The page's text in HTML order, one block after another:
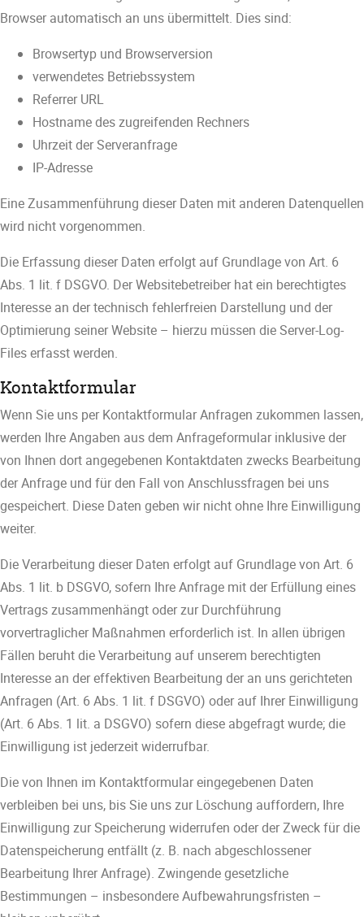
Browser automatisch an uns übermittelt. Dies sind:
Browsertyp und Browserversion
verwendetes Betriebssystem
Referrer URL
Hostname des zugreifenden Rechners
Uhrzeit der Serveranfrage
IP-Adresse
Eine Zusammenführung dieser Daten mit anderen Datenquellen
wird nicht vorgenommen.
Die Erfassung dieser Daten erfolgt auf Grundlage von Art. 6
Abs. 1 lit. f DSGVO. Der Websitebetreiber hat ein berechtigtes
Interesse an der technisch fehlerfreien Darstellung und der
Optimierung seiner Website – hierzu müssen die Server-Log-
Files erfasst werden.
Kontaktformular
Wenn Sie uns per Kontaktformular Anfragen zukommen lassen,
werden Ihre Angaben aus dem Anfrageformular inklusive der
von Ihnen dort angegebenen Kontaktdaten zwecks Bearbeitung
der Anfrage und für den Fall von Anschlussfragen bei uns
gespeichert. Diese Daten geben wir nicht ohne Ihre Einwilligung
weiter.
Die Verarbeitung dieser Daten erfolgt auf Grundlage von Art. 6
Abs. 1 lit. b DSGVO, sofern Ihre Anfrage mit der Erfüllung eines
Vertrags zusammenhängt oder zur Durchführung
vorvertraglicher Maßnahmen erforderlich ist. In allen übrigen
Fällen beruht die Verarbeitung auf unserem berechtigten
Interesse an der effektiven Bearbeitung der an uns gerichteten
Anfragen (Art. 6 Abs. 1 lit. f DSGVO) oder auf Ihrer Einwilligung
(Art. 6 Abs. 1 lit. a DSGVO) sofern diese abgefragt wurde; die
Einwilligung ist jederzeit widerrufbar.
Die von Ihnen im Kontaktformular eingegebenen Daten
verbleiben bei uns, bis Sie uns zur Löschung auffordern, Ihre
Einwilligung zur Speicherung widerrufen oder der Zweck für die
Datenspeicherung entfällt (z. B. nach abgeschlossener
Bearbeitung Ihrer Anfrage). Zwingende gesetzliche
Bestimmungen – insbesondere Aufbewahrungsfristen –